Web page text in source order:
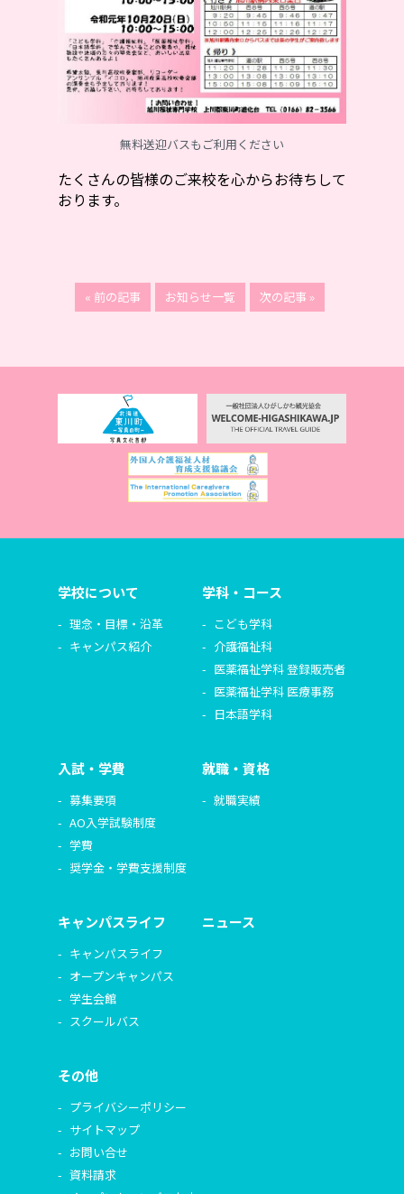
無料送迎バスもご利用ください
たくさんの皆様のご来校を心からお待ちして
おります。
« 前の記事 お知らせ一覧 次の記事 »
学校について
理念・目標・沿革
キャンパス紹介
学科・コース
こども学科
介護福祉科
医薬福祉学科 登録販売者
医薬福祉学科 医療事務
日本語学科
入試・学費
募集要項
AO入学試験制度
学費
奨学金・学費支援制度
就職・資格
就職実績
キャンパスライフ
キャンパスライフ
オープンキャンパス
学生会館
スクールバス
ニュース
その他
プライバシーポリシー
サイトマップ
お問い合せ
資料請求